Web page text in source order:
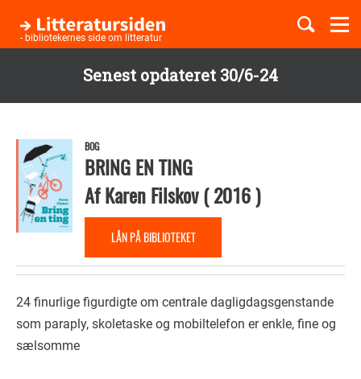
Senest opdateret 30/6-24
hovedindhold
- bibliotekernes side om litteratur
Børnebøger
Temaer
BOG
BRING EN TING
AfKaren Filskov(2016)
LÅN PÅ BIBLIOTEKET
24 finurlige figurdigte om centrale dagligdagsgenstande
som paraply, skoletaske og mobiltelefon er enkle, fine og
sælsomme